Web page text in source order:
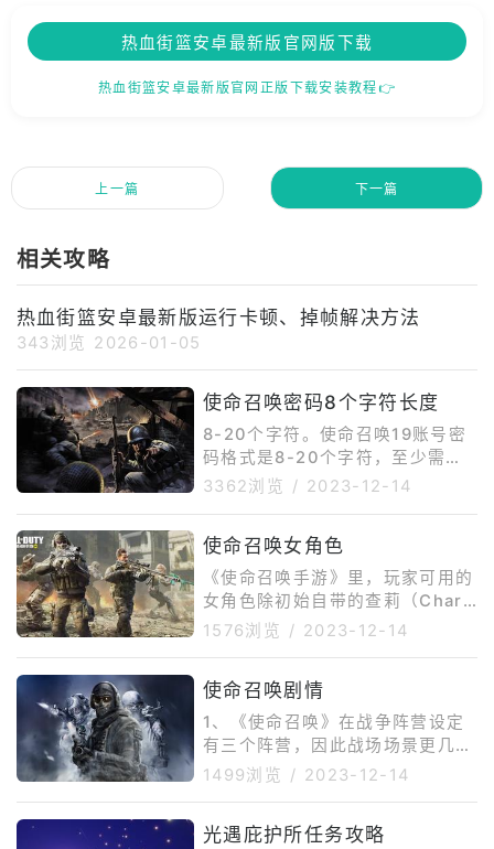
热血街篮安卓最新版官网版下载
热血街篮安卓最新版官网正版下载安装教程👉
上一篇 下一篇
相关攻略
热血街篮安卓最新版运行卡顿、掉帧解决方法
343浏览 2026-01-05
使命召唤密码8个字符长度
8-20个字符。使命召唤19账号密
码格式是8-20个字符，至少需要1
个字母和1个数字，不能用连续的
3362浏览 / 2023-12-14
使命召唤女角色
《使命召唤手游》里，玩家可用的
女角色除初始自带的查莉（Charl
y）之外，还有莱斯丽，撒拉弗
者（UrbanTracker），希拉（Sc
ylla），Vanguard，Park，Deat
hAngelAlice，Zero，Mara，Ba
ttery，Roze，VivianHarris，E
mmaVictorova，MantaRay，S
1576浏览 / 2023-12-14
使命召唤剧情
1、《使命召唤》在战争阵营设定
有三个阵营，因此战场场景更几乎
横跨欧洲，囊括的类型从村庄平
方式上，游戏中更安插了许多故事
1499浏览 / 2023-12-14
光遇庇护所任务攻略